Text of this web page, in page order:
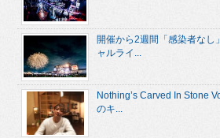
開催から2週間「感染者な
ャルライ...
Nothing’s Carved In Stone
のキ...